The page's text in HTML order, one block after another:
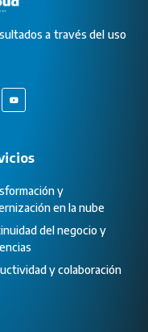
a través del uso
y
en la nube
del negocio y
y colaboración